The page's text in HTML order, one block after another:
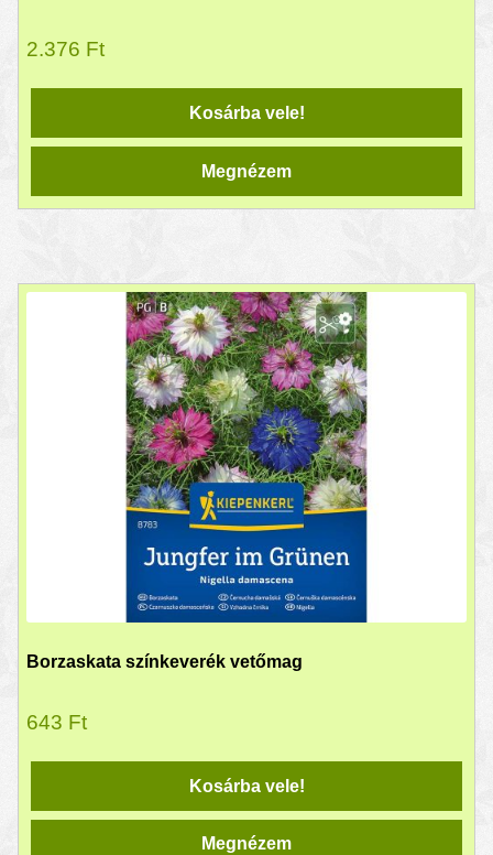
2.376 Ft
Kosárba vele!
Megnézem
Borzaskata színkeverék vetőmag
643 Ft
Kosárba vele!
Megnézem